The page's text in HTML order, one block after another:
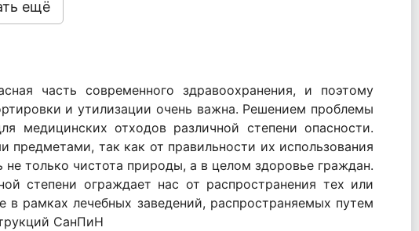
ещё
часть современного здравоохранения, и поэтому
и утилизации очень важна. Решением проблемы
медицинских отходов различной степени опасности.
так как от правильности их использования
только чистота природы, а в целом здоровье граждан.
степени ограждает нас от распространения тех или
рамках лечебных заведений, распространяемых путем
СанПиН